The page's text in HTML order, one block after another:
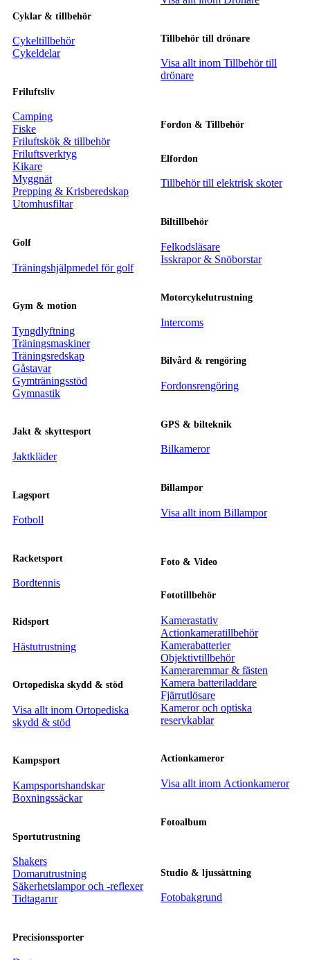
Cyklar & tillbehör
Cykeltillbehör
Cykeldelar
Friluftsliv
Camping
Fiske
Friluftskök & tillbehör
Friluftsverktyg
Kikare
Myggnät
Prepping & Krisberedskap
Utomhusfiltar
Golf
Träningshjälpmedel för golf
Gym & motion
Tyngdlyftning
Träningsmaskiner
Träningsredskap
Gåstavar
Gymträningsstöd
Gymnastik
Jakt & skyttesport
Jaktkläder
Lagsport
Fotboll
Racketsport
Bordtennis
Ridsport
Hästutrustning
Ortopediska skydd & stöd
Visa allt inom Ortopediska
skydd & stöd
Kampsport
Kampsportshandskar
Boxningssäckar
Sportutrustning
Shakers
Domarutrustning
Säkerhetslampor och -reflexer
Tidtagarur
Precisionssporter
Tillbehör till drönare
Visa allt inom Tillbehör till
drönare
Fordon & Tillbehör
Elfordon
Tillbehör till elektrisk skoter
Biltillbehör
Felkodsläsare
Isskrapor & Snöborstar
Motorcykelutrustning
Intercoms
Bilvård & rengöring
Fordonsrengöring
GPS & bilteknik
Bilkameror
Billampor
Visa allt inom Billampor
Foto & Video
Fototillbehör
Kamerastativ
Actionkameratillbehör
Kamerabatterier
Objektivtillbehör
Kameraremmar & fästen
Kamera batteriladdare
Fjärrutlösare
Kameror och optiska
reservkablar
Actionkameror
Visa allt inom Actionkameror
Fotoalbum
Studio & ljussättning
Fotobakgrund